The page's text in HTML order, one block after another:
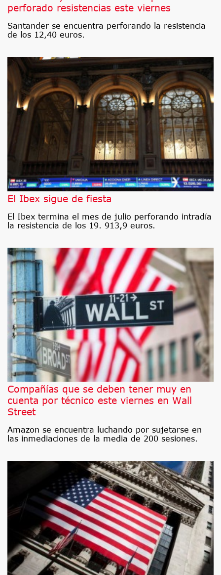
perforado resistencias este viernes
Santander se encuentra perforando la resistencia
de los 12,40 euros.
El Ibex sigue de fiesta
El Ibex termina el mes de julio perforando intradía
la resistencia de los 19. 913,9 euros.
Compañías que se deben tener muy en
cuenta por técnico este viernes en Wall
Street
Amazon se encuentra luchando por sujetarse en
las inmediaciones de la media de 200 sesiones.